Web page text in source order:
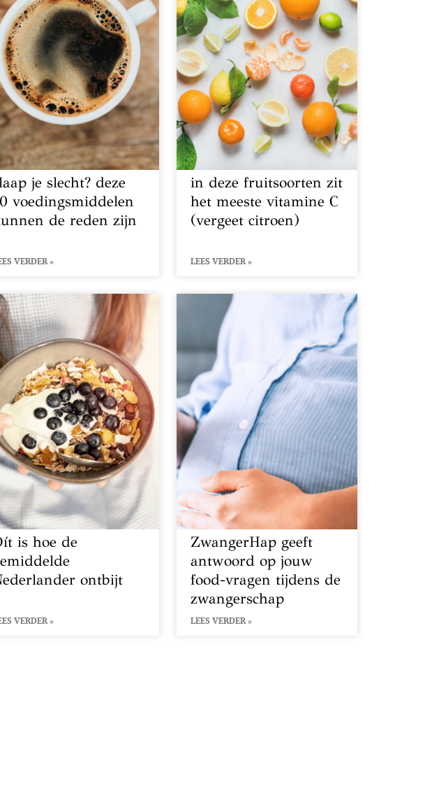
je slecht? deze
voedingsmiddelen
de reden zijn
VERDER »
in deze fruitsoorten zit
het meeste vitamine C
(vergeet citroen)
LEES VERDER »
is hoe de
ontbijt
VERDER »
ZwangerHap geeft
antwoord op jouw
food-vragen tijdens de
zwangerschap
LEES VERDER »